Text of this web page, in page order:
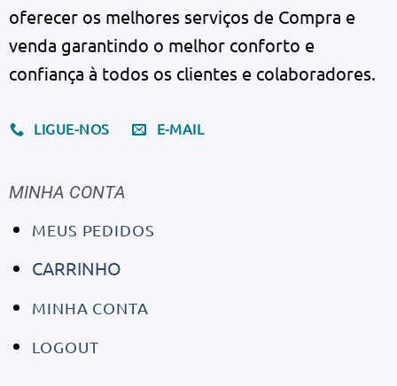
oferecer os melhores serviços de Compra e
venda garantindo o melhor conforto e
confiança à todos os clientes e colaboradores.
LIGUE-NOS E-MAIL
MINHA CONTA
MEUS PEDIDOS
CARRINHO
MINHA CONTA
LOGOUT